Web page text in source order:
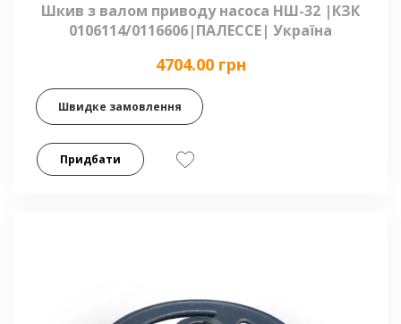
Шкив з валом приводу насоса НШ-32 |КЗК
0106114/0116606|ПАЛЕССЕ| Україна
4704.00 грн
Швидке замовлення
Придбати